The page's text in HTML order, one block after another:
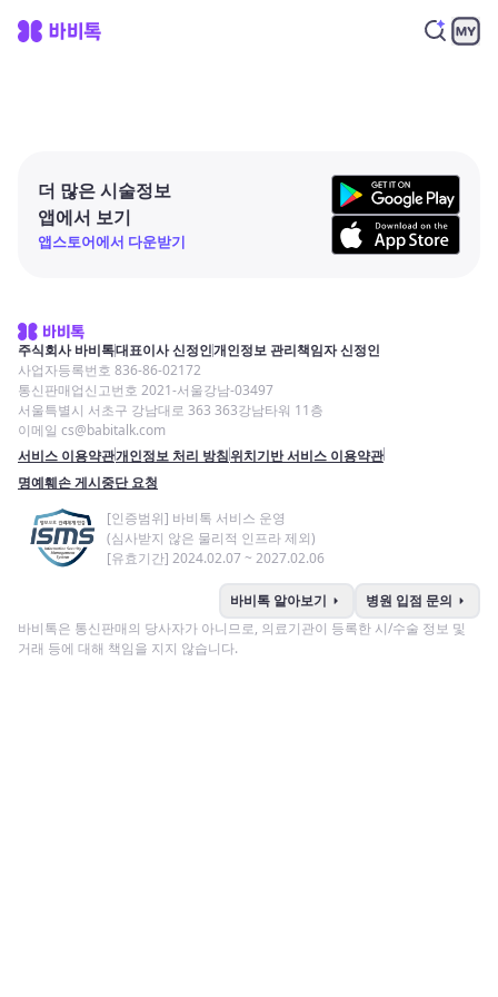
더 많은 시술정보
앱에서 보기
앱스토어에서 다운받기
주식회사 바비톡대표이사 신정인개인정보 관리책임자 신정인
사업자등록번호 836-86-02172
통신판매업신고번호 2021-서울강남-03497
서울특별시 서초구 강남대로 363 363강남타워 11층
이메일 cs@babitalk.com
서비스 이용약관개인정보 처리 방침위치기반 서비스 이용약관
명예훼손 게시중단 요청
[인증범위] 바비톡 서비스 운영
(심사받지 않은 물리적 인프라 제외)
[유효기간] 2024.02.07 ~ 2027.02.06
바비톡 알아보기 arrow_right 병원 입점 문의 arrow_right
바비톡은 통신판매의 당사자가 아니므로, 의료기관이 등록한 시/수술 정보 및
거래 등에 대해 책임을 지지 않습니다.